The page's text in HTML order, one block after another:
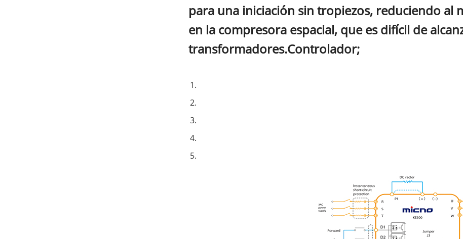
para una iniciación sin tropiezos, reduciendo al
en la compresora espacial, que es difícil de
transformadores.Controlador;